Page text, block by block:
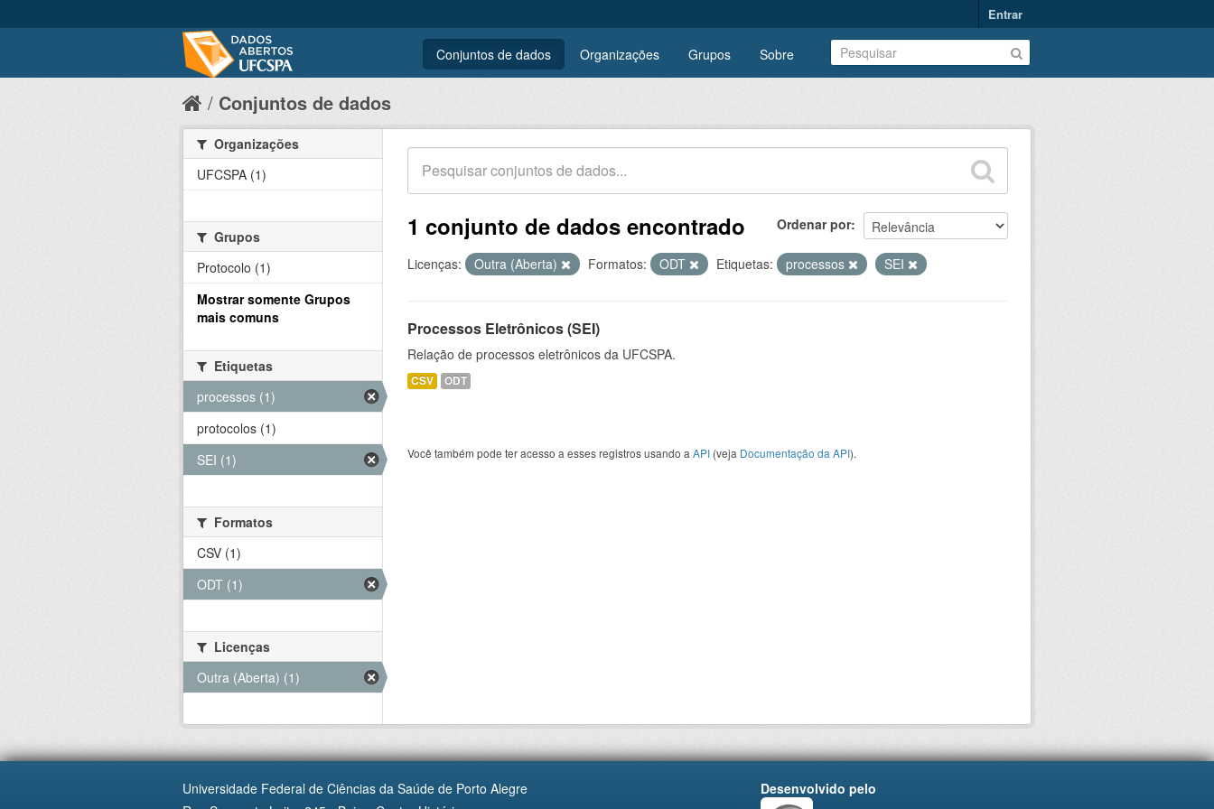
Entrar
Conjuntos de dados Organizações Grupos Sobre
Conjuntos de dados
Ordenar por
1 conjunto de dados encontrado
Licenças: Outra (Aberta) Formatos: ODT Etiquetas: processos SEI
Processos Eletrônicos (SEI)
Relação de processos eletrônicos da UFCSPA.
CSV ODT
Você também pode ter acesso a esses registros usando a API (veja Documentação da API).
Organizações
UFCSPA (1)
Grupos
Protocolo (1)
Mostrar somente Grupos
mais comuns
Etiquetas
processos (1)
protocolos (1)
SEI (1)
Formatos
CSV (1)
ODT (1)
Licenças
Outra (Aberta) (1)
Universidade Federal de Ciências da Saúde de Porto Alegre
Desenvolvido pelo